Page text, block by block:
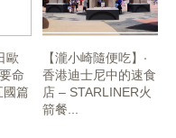
歐
命
國篇
【瀧小崎隨便吃】‧
香港迪士尼中的速食
店 – STARLINER火
箭餐...